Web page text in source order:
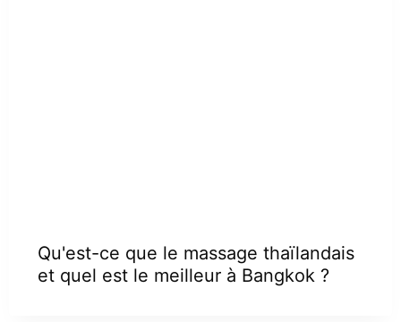
Qu'est-ce que le massage thaïlandais
et quel est le meilleur à Bangkok ?